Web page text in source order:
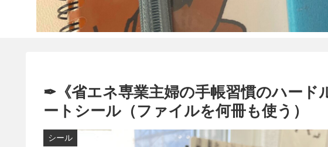
✒《省エネ専業主婦の手帳習慣のハード
ートシール（ファイルを何冊も使う）
シール